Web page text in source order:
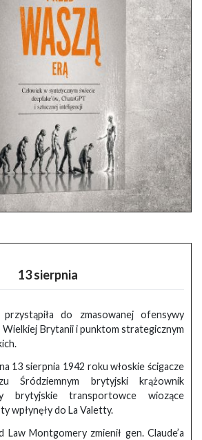
13 sierpnia
do zmasowanej ofensywy
Brytanii i punktom strategicznym
13 sierpnia 1942 roku włoskie ścigacze
Śródziemnym brytyjski krążownik
brytyjskie transportowce wiozące
wpłynęły do La Valetty.
Law Montgomery zmienił gen. Claude’a